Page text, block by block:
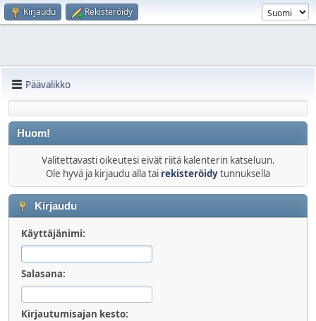
Kirjaudu Rekisteröidy
Päävalikko
Huom!
Valitettavasti oikeutesi eivät riitä kalenterin katseluun.
Ole hyvä ja kirjaudu alla tai rekisteröidytunnuksella
Kirjaudu
Käyttäjänimi:
Salasana:
Kirjautumisajan kesto: